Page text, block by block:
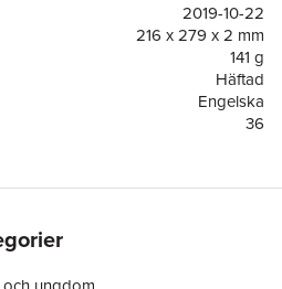
2019-10-22
216 x 279 x 2 mm
141 g
Häftad
Engelska
36
9780648510291